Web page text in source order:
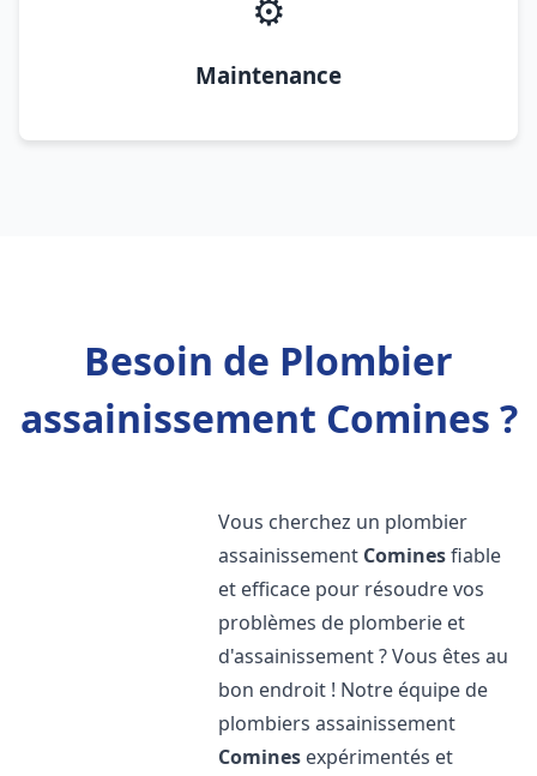
Maintenance
Besoin de Plombier
assainissement Comines ?
Vous cherchez un plombier
assainissement Cominesfiable
et efficace pour résoudre vos
problèmes de plomberie et
d'assainissement ? Vous êtes au
bon endroit ! Notre équipe de
plombiers assainissement
Comines expérimentés et